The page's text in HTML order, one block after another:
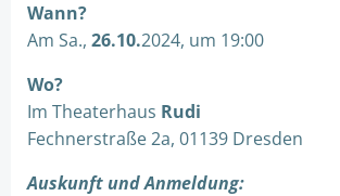
Wann?
Am Sa., 26.10.2024, um 19:00
Wo?
Im Theaterhaus Rudi
Fechnerstraße 2a, 01139 Dresden
Auskunft und Anmeldung: